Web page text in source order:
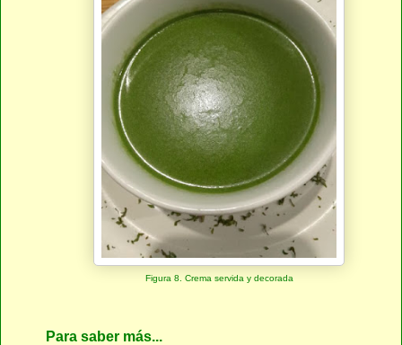
Figura 8. Crema servida y decorada
Para saber más...